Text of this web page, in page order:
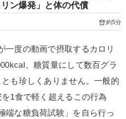
ン爆発」と体の代償
約5分
一度の動画で摂取するカロリ
、糖質量にして数百グラ
も珍しくありません。一般的
1食で軽く超えるこの行為
端な糖負荷試験」を自ら行っ